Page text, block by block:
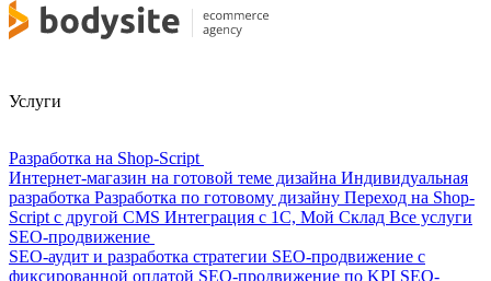
Услуги
Разработка на Shop-Script
Интернет-магазин на готовой теме дизайна Индивидуальная
разработка Разработка по готовому дизайну Переход на Shop-
Script с другой CMS Интеграция с 1С, Мой Склад Все услуги
SEO-продвижение
SEO-аудит и разработка стратегии SEO-продвижение с
фиксированной оплатой SEO-продвижение по KPI SEO-